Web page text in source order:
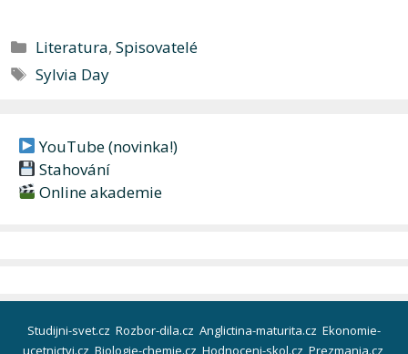
Rubriky
Literatura,Spisovatelé
Štítky
Sylvia Day
YouTube (novinka!)
Stahování
Online akademie
Studijni-svet.cz Rozbor-dila.cz Anglictina-maturita.cz Ekonomie-
ucetnictvi.cz Biologie-chemie.cz Hodnoceni-skol.cz Prezmania.cz